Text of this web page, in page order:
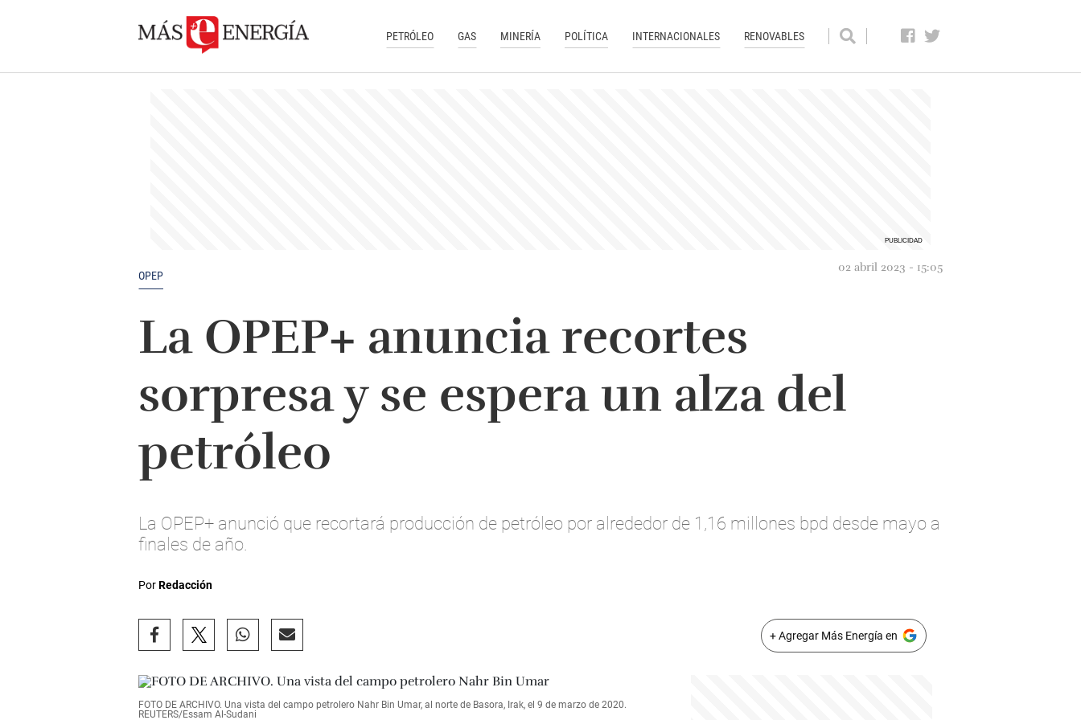
PETRÓLEO GAS MINERÍA POLÍTICA INTERNACIONALES RENOVABLES
OPEP
02 abril 2023 - 15:05
La OPEP+ anuncia recortes
sorpresa y se espera un alza del
petróleo
La OPEP+ anunció que recortará producción de petróleo por alrededor de 1,16 millones bpd desde mayo a
finales de año.
PorRedacción
+ Agregar Más Energía en
FOTO DE ARCHIVO. Una vista del campo petrolero Nahr Bin Umar, al norte de Basora, Irak, el 9 de marzo de 2020.
REUTERS/Essam Al-Sudani